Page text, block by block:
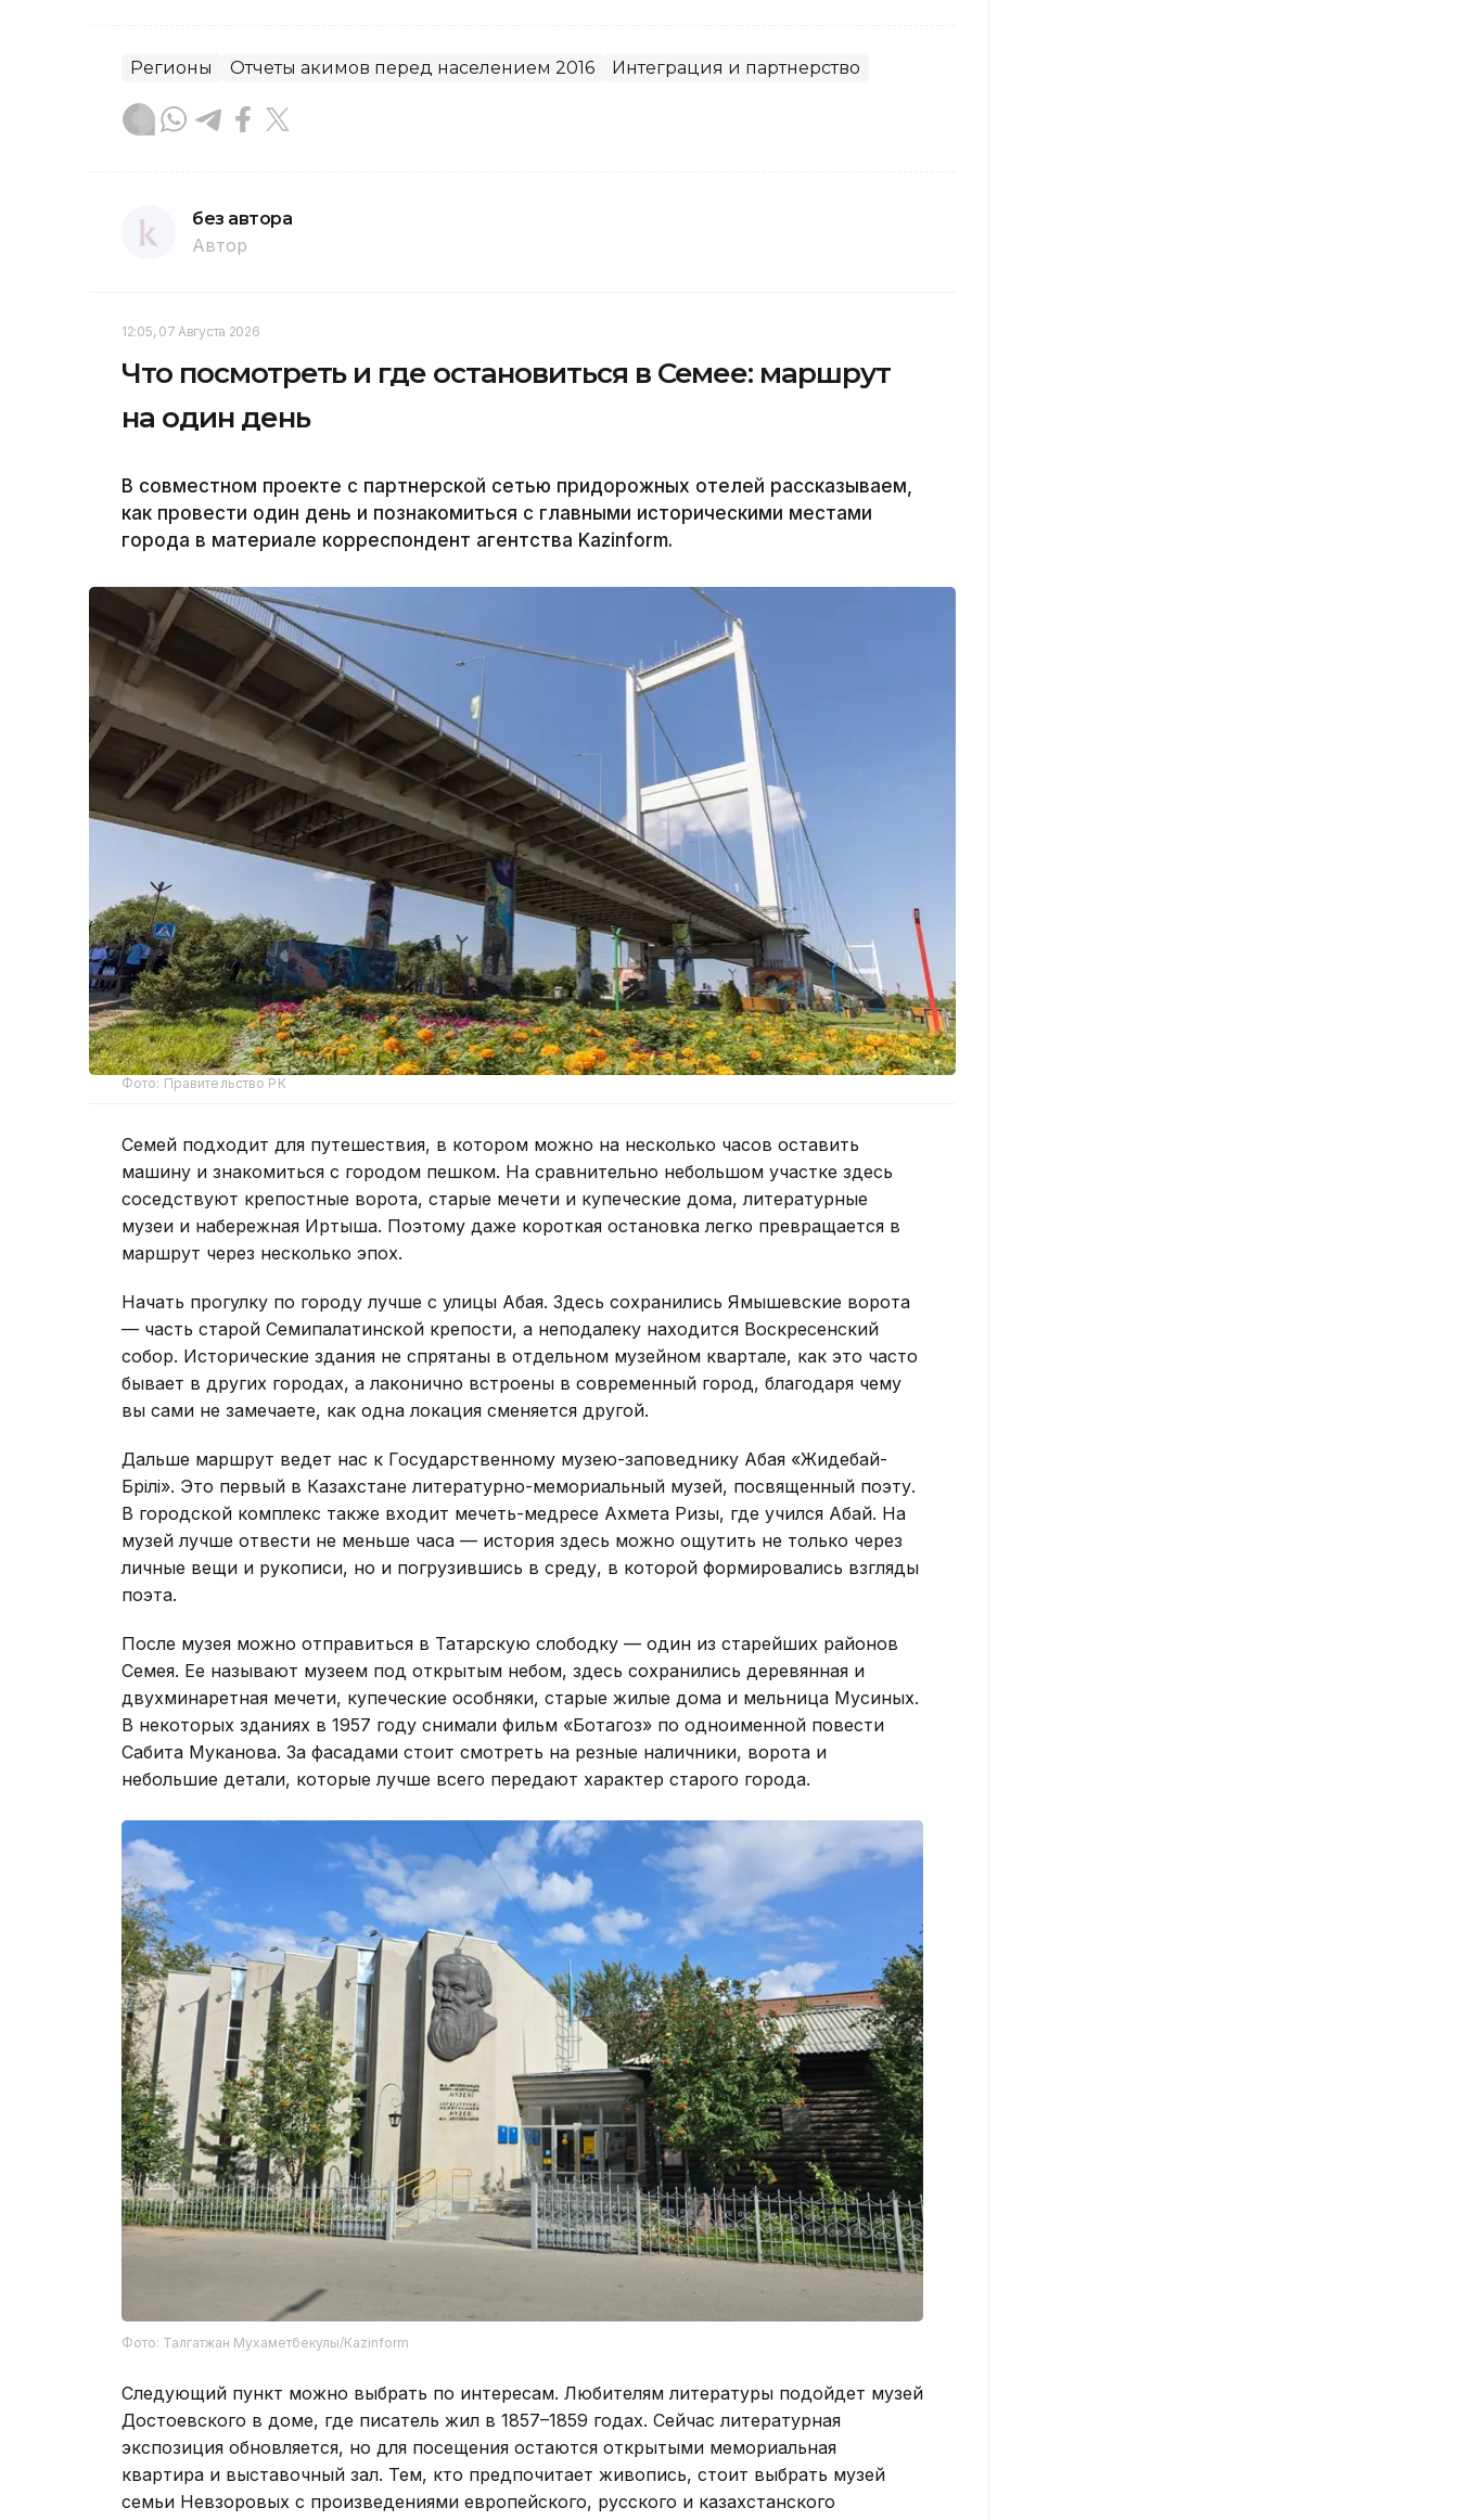
Регионы Отчеты акимов перед населением 2016 Интеграция и партнерство
без автора
Автор
12:05, 07 Августа 2026
Что посмотреть и где остановиться в Семее: маршрут
на один день
В совместном проекте с партнерской сетью придорожных отелей рассказываем,
как провести один день и познакомиться с главными историческими местами
города в материале корреспондент агентства Kazinform.
Фото: Правительство РК
Семей подходит для путешествия, в котором можно на несколько часов оставить
машину и знакомиться с городом пешком. На сравнительно небольшом участке здесь
соседствуют крепостные ворота, старые мечети и купеческие дома, литературные
музеи и набережная Иртыша. Поэтому даже короткая остановка легко превращается в
маршрут через несколько эпох.
Начать прогулку по городу лучше с улицы Абая. Здесь сохранились Ямышевские ворота
— часть старой Семипалатинской крепости, а неподалеку находится Воскресенский
собор. Исторические здания не спрятаны в отдельном музейном квартале, как это часто
бывает в других городах, а лаконично встроены в современный город, благодаря чему
вы сами не замечаете, как одна локация сменяется другой.
Дальше маршрут ведет нас к Государственному музею-заповеднику Абая «Жидебай-
Бөрілі». Это первый в Казахстане литературно-мемориальный музей, посвященный поэту.
В городской комплекс также входит мечеть-медресе Ахмета Ризы, где учился Абай. На
музей лучше отвести не меньше часа — история здесь можно ощутить не только через
личные вещи и рукописи, но и погрузившись в среду, в которой формировались взгляды
поэта.
После музея можно отправиться в Татарскую слободку — один из старейших районов
Семея. Ее называют музеем под открытым небом, здесь сохранились деревянная и
двухминаретная мечети, купеческие особняки, старые жилые дома и мельница Мусиных.
В некоторых зданиях в 1957 году снимали фильм «Ботагоз» по одноименной повести
Сабита Муканова. За фасадами стоит смотреть на резные наличники, ворота и
небольшие детали, которые лучше всего передают характер старого города.
Фото: Талгатжан Мухаметбекулы/Кazinform
Следующий пункт можно выбрать по интересам. Любителям литературы подойдет музей
Достоевского в доме, где писатель жил в 1857–1859 годах. Сейчас литературная
экспозиция обновляется, но для посещения остаются открытыми мемориальная
квартира и выставочный зал. Тем, кто предпочитает живопись, стоит выбрать музей
семьи Невзоровых с произведениями европейского, русского и казахстанского